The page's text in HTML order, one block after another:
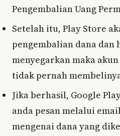
Pengembalian Uang
Setelah itu, Play Store
pengembalian dana dan
menyegarkan maka
tidak pernah
Jika berhasil, Google
anda pesan melalui
mengenai dana yang